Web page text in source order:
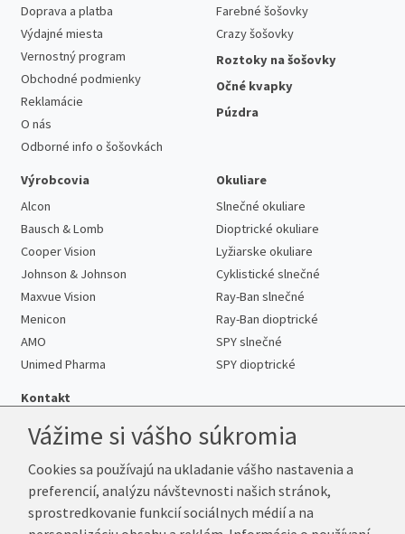
Doprava a platba
Výdajné miesta
Vernostný program
Obchodné podmienky
Reklamácie
O nás
Odborné info o šošovkách
Farebné šošovky
Crazy šošovky
Roztoky na šošovky
Očné kvapky
Púzdra
Výrobcovia
Alcon
Bausch & Lomb
Cooper Vision
Johnson & Johnson
Maxvue Vision
Menicon
AMO
Unimed Pharma
Okuliare
Slnečné okuliare
Dioptrické okuliare
Lyžiarske okuliare
Cyklistické slnečné
Ray-Ban slnečné
Ray-Ban dioptrické
SPY slnečné
SPY dioptrické
Kontakt
Telefón:+421 222 205 863
E-mail:info@kup-sosovky.sk
Reklamačná adresa
Vážime si vášho súkromia
Cookies sa používajú na ukladanie vášho nastavenia a
preferencií, analýzu návštevnosti našich stránok,
sprostredkovanie funkcií sociálnych médií a na